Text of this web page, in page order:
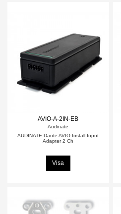
AVIO-A-2IN-EB
Audinate
AUDINATE Dante AVIO Install Input
Adapter 2 Ch
Visa